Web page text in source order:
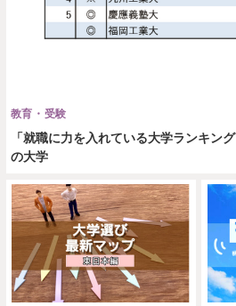
「就職に力を入れている大学ランキン
の大学
教育・受験